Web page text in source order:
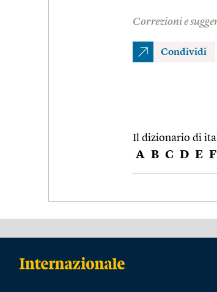
Correzioni e
Condividi
Il dizionario di
A B C D E F